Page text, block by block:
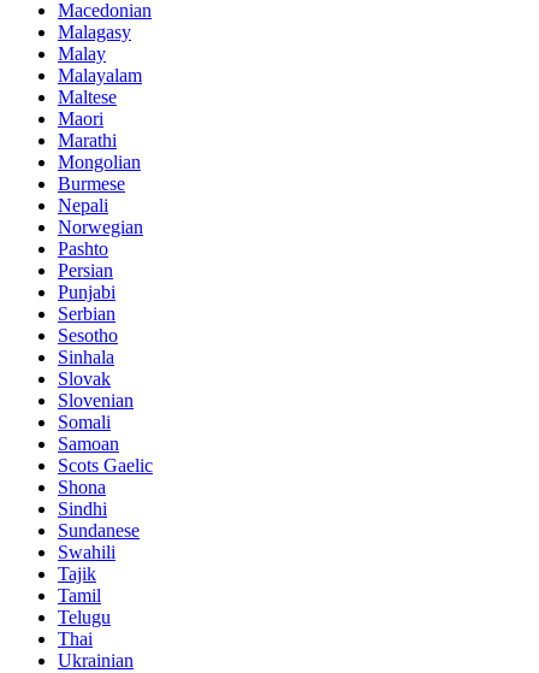
Macedonian
Malagasy
Malay
Malayalam
Maltese
Maori
Marathi
Mongolian
Burmese
Nepali
Norwegian
Pashto
Persian
Punjabi
Serbian
Sesotho
Sinhala
Slovak
Slovenian
Somali
Samoan
Scots Gaelic
Shona
Sindhi
Sundanese
Swahili
Tajik
Tamil
Telugu
Thai
Ukrainian